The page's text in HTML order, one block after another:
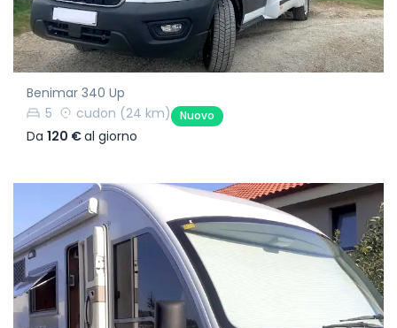
Benimar 340 Up
5
cudon (24 km) Nuovo
Da 120 €al giorno